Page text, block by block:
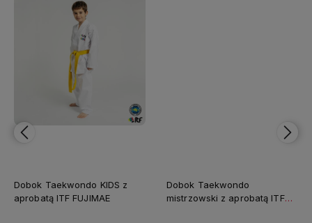
Dobok Taekwondo KIDS z
aprobatą ITF FUJIMAE
Dobok Taekwondo
mistrzowski z aprobatą ITF